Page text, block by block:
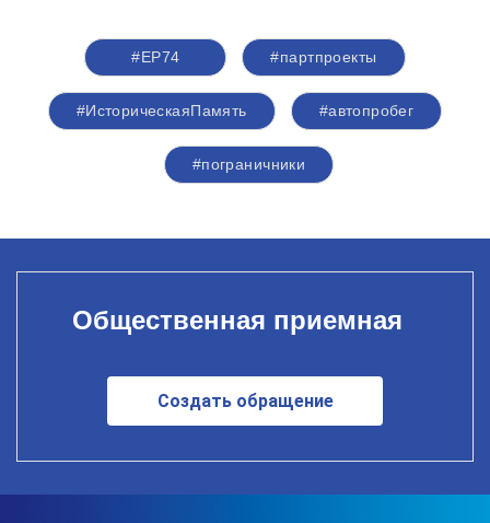
#ЕР74 #партпроекты
#ИсторическаяПамять #автопробег
#пограничники
Общественная приемная
Создать обращение